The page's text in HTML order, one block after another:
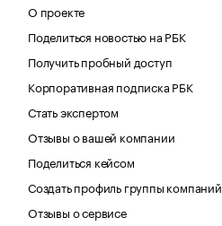
О проекте
Поделиться новостью на РБК
Получить пробный доступ
Корпоративная подписка РБК
Стать экспертом
Отзывы о вашей компании
Поделиться кейсом
Создать профиль группы компаний
Отзывы о сервисе